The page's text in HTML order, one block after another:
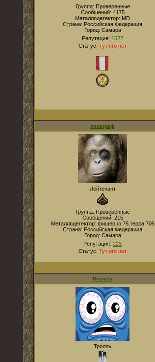
Группа: Проверенные
Сообщений: 4175
Металлодетектор: MD
Страна: Российская Федерация
Город: Самара
Репутация: 1522
Статус: Тут его нет
полиграф
Лейтенант
Группа: Проверенные
Сообщений: 215
Металлодетектор: фишер ф 75,терра 705
Страна: Российская Федерация
Город: Самара
Репутация: 223
Статус: Тут его нет
Diesel-s
Тролль